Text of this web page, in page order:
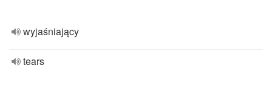
wyjaśniający
tears